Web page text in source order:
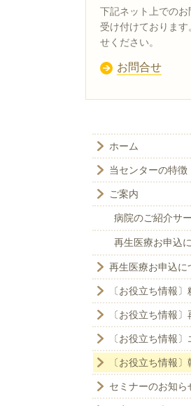
下記ネット上でのお
受け付けておりま
せください。
お問合せ
ホーム
当センターの特徴
ご案内
病院のご紹介サ
再生医療お申込
再生医療お申込に
〔お役立ち情報
〔お役立ち情報
〔お役立ち情報
〔お役立ち情報
セミナーのお知ら